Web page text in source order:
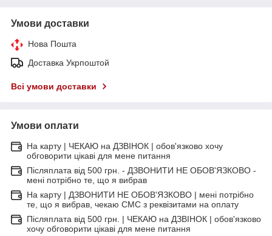
Умови доставки
Нова Пошта
Доставка Укрпоштой
Всі умови доставки
Умови оплати
На карту | ЧЕКАЮ на ДЗВІНОК | обов'язково хочу
обговорити цікаві для мене питання
Післяплата від 500 грн. - ДЗВОНИТИ НЕ ОБОВ'ЯЗКОВО -
мені потрібно те, що я вибрав
На карту | ДЗВОНИТИ НЕ ОБОВ'ЯЗКОВО | мені потрібно
те, що я вибрав, чекаю СМС з реквізитами на оплату
Післяплата від 500 грн. | ЧЕКАЮ на ДЗВІНОК | обов'язково
хочу обговорити цікаві для мене питання